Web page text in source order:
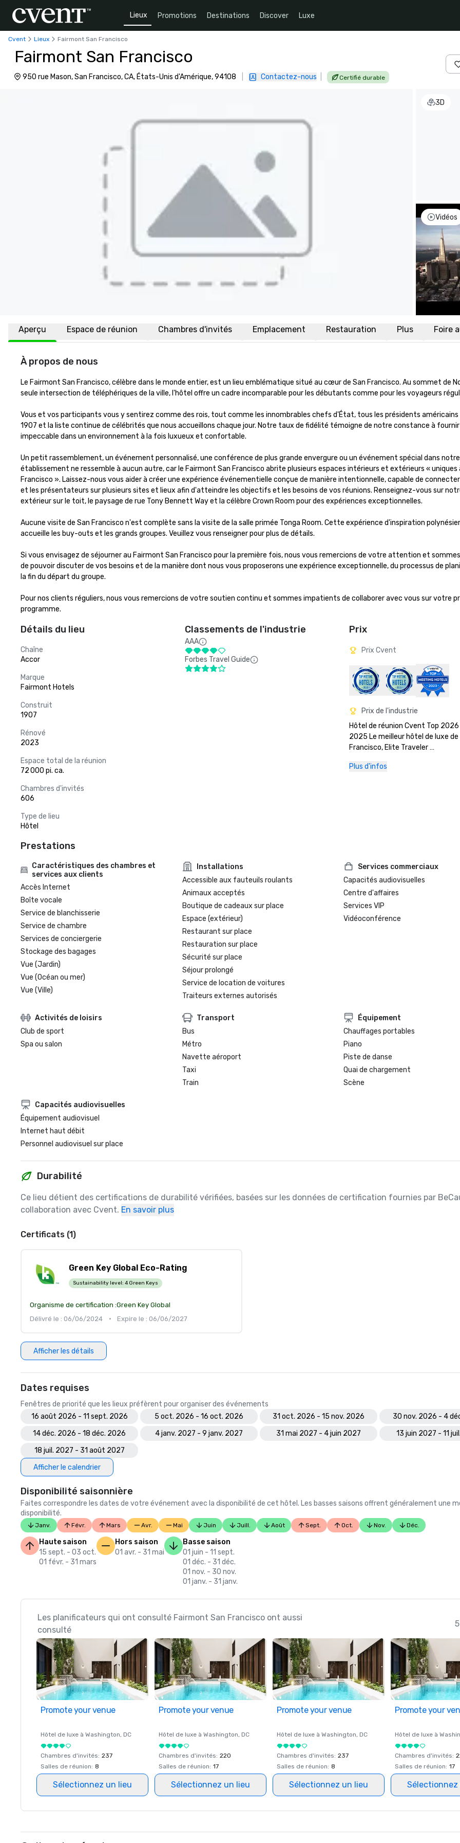
Lieux Promotions Destinations Discover Luxe
Cvent Lieux Fairmont San Francisco
Fairmont San Francisco
950 rue Mason, San Francisco, CA, États-Unis d'Amérique, 94108 Contactez-nous Certifié durable
3D
Vidéos
Aperçu Espace de réunion Chambres d'invités Emplacement Restauration Plus Foire
À propos de nous
Le Fairmont San Francisco, célèbre dans le monde entier, est un lieu emblématique situé au cœur de San Francisco. Au sommet de
seule intersection de téléphériques de la ville, l'hôtel offre un cadre incomparable pour les débutants comme pour les voyageurs
Vous et vos participants vous y sentirez comme des rois, tout comme les innombrables chefs d'État, tous les présidents américains
1907 et la liste continue de célébrités que nous accueillons chaque jour. Notre taux de fidélité témoigne de notre constance à
impeccable dans un environnement à la fois luxueux et confortable.
Un petit rassemblement, un événement personnalisé, une conférence de plus grande envergure ou un événement spécial dans notre
établissement ne ressemble à aucun autre, car le Fairmont San Francisco abrite plusieurs espaces intérieurs et extérieurs « uniques
Francisco ». Laissez-nous vous aider à créer une expérience événementielle conçue de manière intentionnelle, capable de
et les présentateurs sur plusieurs sites et lieux afin d'atteindre les objectifs et les besoins de vos réunions. Renseignez-vous sur
extérieur sur le toit, le paysage de rue Tony Bennett Way et la célèbre Crown Room pour des expériences exceptionnelles.
Aucune visite de San Francisco n'est complète sans la visite de la salle primée Tonga Room. Cette expérience d'inspiration
accueille les buy-outs et les grands groupes. Veuillez vous renseigner pour plus de détails.
Si vous envisagez de séjourner au Fairmont San Francisco pour la première fois, nous vous remercions de votre attention et
de pouvoir discuter de vos besoins et de la manière dont nous vous proposerons une expérience exceptionnelle, du processus de
la fin du départ du groupe.
Pour nos clients réguliers, nous vous remercions de votre soutien continu et sommes impatients de collaborer avec vous sur votre
programme.
Détails du lieu
Chaîne
Accor
Marque
Fairmont Hotels
Construit
1907
Rénové
2023
Espace total de la réunion
72 000 pi. ca.
Chambres d'invités
606
Type de lieu
Hôtel
Classements de l'industrie
AAA
Forbes Travel Guide
Prix
Prix Cvent
Prix de l'industrie
Hôtel de réunion Cvent Top 2026
2025 Le meilleur hôtel de luxe de
Francisco, Elite Traveler
2023 7x7 : Les 50 cocktails les
Forbes 2022 : meilleur hôtel
Escapades locales 2022 : les
hôtels de luxe à San Francisco
de Historic Hotels of America
chambres)
Plus d'infos
Prestations
Caractéristiques des chambres et
services aux clients
Accès Internet
Boîte vocale
Service de blanchisserie
Service de chambre
Services de conciergerie
Stockage des bagages
Vue (Jardin)
Vue (Océan ou mer)
Vue (Ville)
Installations
Accessible aux fauteuils roulants
Animaux acceptés
Boutique de cadeaux sur place
Espace (extérieur)
Restaurant sur place
Restauration sur place
Sécurité sur place
Séjour prolongé
Service de location de voitures
Traiteurs externes autorisés
Services commerciaux
Capacités audiovisuelles
Centre d'affaires
Services VIP
Vidéoconférence
Activités de loisirs
Club de sport
Spa ou salon
Transport
Bus
Métro
Navette aéroport
Taxi
Train
Équipement
Chauffages portables
Piano
Piste de danse
Quai de chargement
Scène
Capacités audiovisuelles
Équipement audiovisuel
Internet haut débit
Personnel audiovisuel sur place
Durabilité
Ce lieu détient des certifications de durabilité vérifiées, basées sur les données de certification fournies par
collaboration avec Cvent. En savoir plus
Certificats (1)
Green Key Global Eco-Rating
Sustainability level: 4 Green Keys
Organisme de certification :Green Key Global
Délivré le : 06/06/2024
• Expire le : 06/06/2027
Afficher les détails
Dates requises
Fenêtres de priorité que les lieux préfèrent pour organiser des événements
16 août 2026 - 11 sept. 2026
5 oct. 2026 - 16 oct. 2026 31 oct. 2026 - 15 nov. 2026
30 nov. 2026 - 4
14 déc. 2026 - 18 déc. 2026
4 janv. 2027 - 9 janv. 2027 31 mai 2027 - 4 juin 2027
13 juin 2027 - 11
18 juil. 2027 - 31 août 2027
Afficher le calendrier
Disponibilité saisonnière
Faites correspondre les dates de votre événement avec la disponibilité de cet hôtel. Les basses saisons offrent généralement une
disponibilité.
Janv. Févr. Mars Avr. Mai Juin Juill. Août Sept. Oct. Nov. Déc.
Haute saison
15 sept. - 03 oct.
01 févr. - 31 mars
Hors saison
01 avr. - 31 mai
Basse saison
01 juin - 11 sept.
01 déc. - 31 déc.
01 nov. - 30 nov.
01 janv. - 31 janv.
Les planificateurs qui ont consulté Fairmont San Francisco ont aussi
consulté
Promote your venue
Hôtel de luxe à Washington, DC
Chambres d'invités: 237
Salles de réunion: 8
Sélectionnez un lieu
Promote your venue
Hôtel de luxe à Washington, DC
Chambres d'invités: 220
Salles de réunion: 17
Sélectionnez un lieu
Promote your venue
Hôtel de luxe à Washington, DC
Chambres d'invités: 237
Salles de réunion: 8
Sélectionnez un lieu
Promote your
Hôtel de luxe à
Chambres d'invités:
Salles de réunion: 17
Sélectionnez